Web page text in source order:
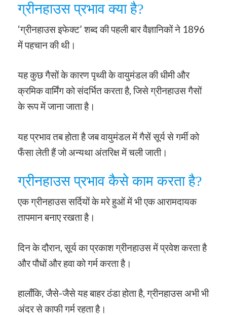
ग्रीनहाउस प्रभाव क्या है?
‘ग्रीनहाउस इफेक्ट’ शब्द की पहली बार वैज्ञानिकों ने 1896
में पहचान की थी।
यह कुछ गैसों के कारण पृथ्वी के वायुमंडल की धीमी और
क्रमिक वार्मिंग को संदर्भित करता है, जिसे ग्रीनहाउस गैसों
के रूप में जाना जाता है।
यह प्रभाव तब होता है जब वायुमंडल में गैसें सूर्य से गर्मी को
फँसा लेती हैं जो अन्यथा अंतरिक्ष में चली जाती।
ग्रीनहाउस प्रभाव कैसे काम करता है?
एक ग्रीनहाउस सर्दियों के मरे हुओं में भी एक आरामदायक
तापमान बनाए रखता है।
दिन के दौरान, सूर्य का प्रकाश ग्रीनहाउस में प्रवेश करता है
और पौधों और हवा को गर्म करता है।
हालाँकि, जैसे-जैसे यह बाहर ठंडा होता है, ग्रीनहाउस अभी भी
अंदर से काफी गर्म रहता है।